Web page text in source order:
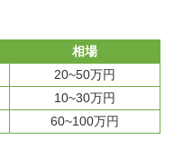
相場
20~50万円
10~30万円
60~100万円